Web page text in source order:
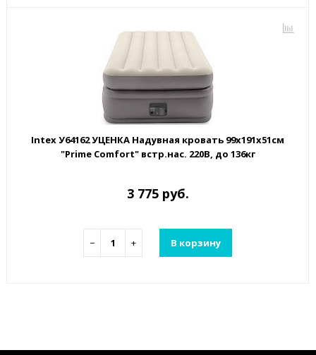
Intex У64162 УЦЕНКА Надувная кровать 99х191х51см
"Prime Comfort" встр.нас. 220В, до 136кг
3 775 руб.
− + В корзину